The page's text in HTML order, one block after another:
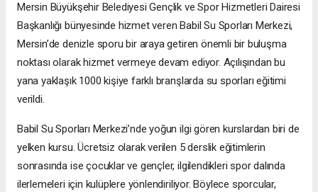
Mersin Büyükşehir Belediyesi Gençlik ve Spor Hizmetleri Dairesi
Başkanlığı bünyesinde hizmet veren Babil Su Sporları Merkezi,
Mersin’de denizle sporu bir araya getiren önemli bir buluşma
noktası olarak hizmet vermeye devam ediyor. Açılışından bu
yana yaklaşık 1000 kişiye farklı branşlarda su sporları eğitimi
verildi.
Babil Su Sporları Merkezi’nde yoğun ilgi gören kurslardan biri de
yelken kursu. Ücretsiz olarak verilen 5 derslik eğitimlerin
sonrasında ise çocuklar ve gençler, ilgilendikleri spor dalında
ilerlemeleri için kulüplere yönlendiriliyor. Böylece sporcular,